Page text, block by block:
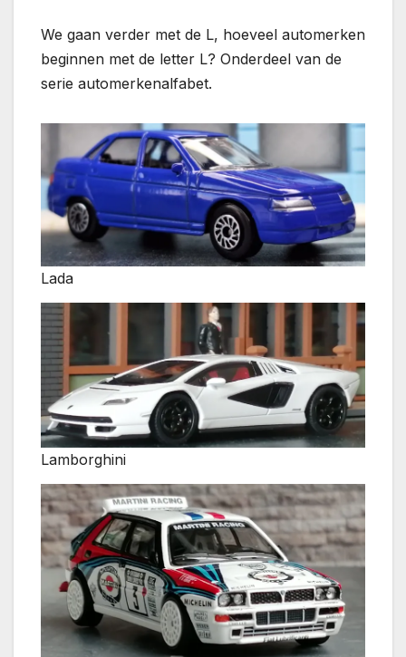
We gaan verder met de L, hoeveel automerken
beginnen met de letter L? Onderdeel van de
serie automerkenalfabet.
Lada
Lamborghini